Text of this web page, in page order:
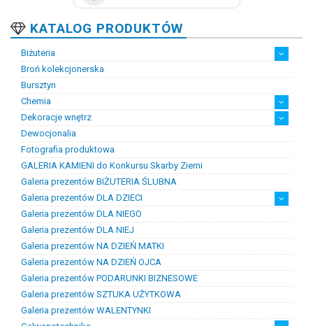
KATALOG PRODUKTÓW
Biżuteria
Artystyczna biżuteria srebrna
Biżuteria damska
Biżuteria dawna
Biżuteria dziecięca
Biżuteria inteligentna
Biżuteria miejska
Biżuteria męska
Biżuteria na zamówienie
Biżuteria rodowa
Biżuteria sakralna
Biżuteria srebrna
Biżuteria stalowa
Biżuteria stomatologiczna
Biżuteria sztuczna
Biżuteria unikatowa
Biżuteria z bursztynem
Biżuteria z diamentami
Biżuteria złota
Biżuteria ślubna
Obrączki ślubne
Broń kolekcjonerska
Bursztyn
Chemia
Chemia złotnicza
Ciecze probiercze
Kleje
Pasty i proszki do lutowania
Dekoracje wnętrz
Figurki
Lampy i plafony
Świeczniki
Dewocjonalia
Fotografia produktowa
GALERIA KAMIENI do Konkursu Skarby Ziemi
Galeria prezentów BIŻUTERIA ŚLUBNA
Galeria prezentów DLA DZIECI
Prezenty na chrzest i narodziny dzieci
Prezenty na komunię
Galeria prezentów DLA NIEGO
Galeria prezentów DLA NIEJ
Galeria prezentów NA DZIEŃ MATKI
Galeria prezentów NA DZIEŃ OJCA
Galeria prezentów PODARUNKI BIZNESOWE
Galeria prezentów SZTUKA UŻYTKOWA
Galeria prezentów WALENTYNKI